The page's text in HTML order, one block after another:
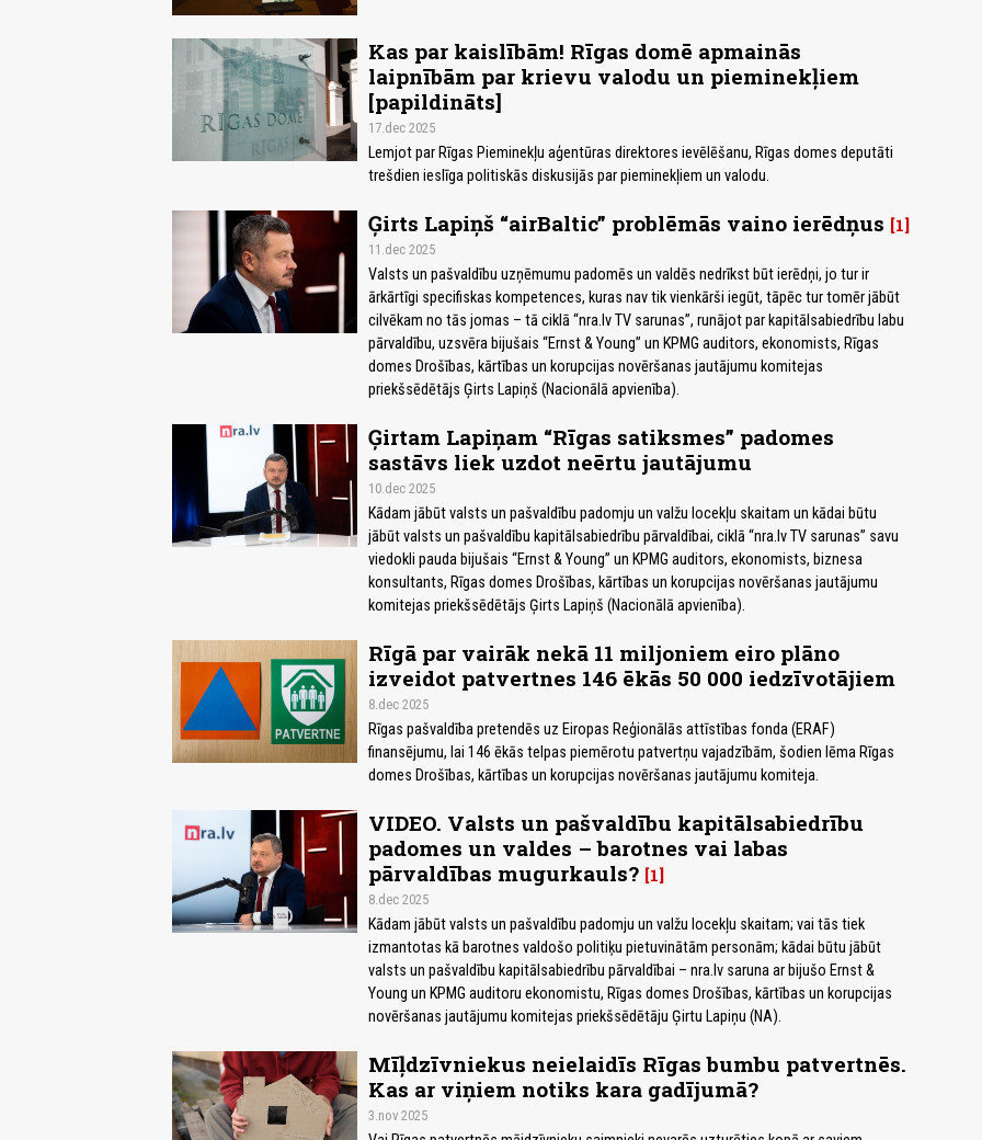
Kas par kaislībām! Rīgas domē apmainās
laipnībām par krievu valodu un pieminekļiem
[papildināts]
17.dec 2025
Lemjot par Rīgas Pieminekļu aģentūras direktores ievēlēšanu, Rīgas domes deputāti
trešdien ieslīga politiskās diskusijās par pieminekļiem un valodu.
Ģirts Lapiņš “airBaltic” problēmās vaino ierēdņus 1
11.dec 2025
Valsts un pašvaldību uzņēmumu padomēs un valdēs nedrīkst būt ierēdņi, jo tur ir
ārkārtīgi specifiskas kompetences, kuras nav tik vienkārši iegūt, tāpēc tur tomēr jābūt
cilvēkam no tās jomas – tā ciklā “nra.lv TV sarunas”, runājot par kapitālsabiedrību labu
pārvaldību, uzsvēra bijušais “Ernst & Young” un KPMG auditors, ekonomists, Rīgas
domes Drošības, kārtības un korupcijas novēršanas jautājumu komitejas
priekšsēdētājs Ģirts Lapiņš (Nacionālā apvienība).
Ģirtam Lapiņam “Rīgas satiksmes” padomes
sastāvs liek uzdot neērtu jautājumu
10.dec 2025
Kādam jābūt valsts un pašvaldību padomju un valžu locekļu skaitam un kādai būtu
jābūt valsts un pašvaldību kapitālsabiedrību pārvaldībai, ciklā “nra.lv TV sarunas” savu
viedokli pauda bijušais “Ernst & Young” un KPMG auditors, ekonomists, biznesa
konsultants, Rīgas domes Drošības, kārtības un korupcijas novēršanas jautājumu
komitejas priekšsēdētājs Ģirts Lapiņš (Nacionālā apvienība).
Rīgā par vairāk nekā 11 miljoniem eiro plāno
izveidot patvertnes 146 ēkās 50 000 iedzīvotājiem
8.dec 2025
Rīgas pašvaldība pretendēs uz Eiropas Reģionālās attīstības fonda (ERAF)
finansējumu, lai 146 ēkās telpas piemērotu patvertņu vajadzībām, šodien lēma Rīgas
domes Drošības, kārtības un korupcijas novēršanas jautājumu komiteja.
VIDEO. Valsts un pašvaldību kapitālsabiedrību
padomes un valdes – barotnes vai labas
pārvaldības mugurkauls? 1
8.dec 2025
Kādam jābūt valsts un pašvaldību padomju un valžu locekļu skaitam; vai tās tiek
izmantotas kā barotnes valdošo politiķu pietuvinātām personām; kādai būtu jābūt
valsts un pašvaldību kapitālsabiedrību pārvaldībai – nra.lv saruna ar bijušo Ernst &
Young un KPMG auditoru ekonomistu, Rīgas domes Drošības, kārtības un korupcijas
novēršanas jautājumu komitejas priekšsēdētāju Ģirtu Lapiņu (NA).
Mīļdzīvniekus neielaidīs Rīgas bumbu patvertnēs.
Kas ar viņiem notiks kara gadījumā?
3.nov 2025